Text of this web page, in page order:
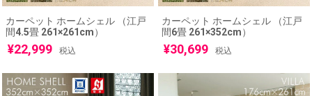
カーペット ホームシェル （江戸
間4.5畳 261×261cm）
¥22,999 税込
カーペット ホームシェル （江戸
間6畳 261×352cm）
¥30,699 税込